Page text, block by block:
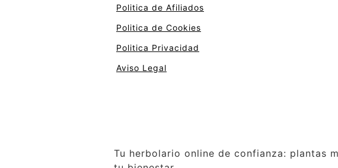
Politica de Afiliados
Politica de Cookies
Politica Privacidad
Aviso Legal
Tu herbolario online de confianza: plantas